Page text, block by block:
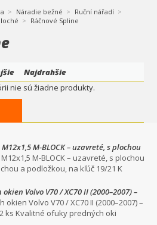
Náradie bežné
Ruční nářadí
Ráčnové Spline
Najdrahšie
nie sú žiadne produkty.
M-BLOCK – uzavreté, s plochou
a podložkou, na kľúč 19/21
M-BLOCK – uzavreté, s plochou
a podložkou, na kľúč 19/21 K
Volvo V70 / XC70 II (2000–2007) –
ks
Volvo V70 / XC70 II (2000–2007) –
ks Kvalitné ofuky predných oki